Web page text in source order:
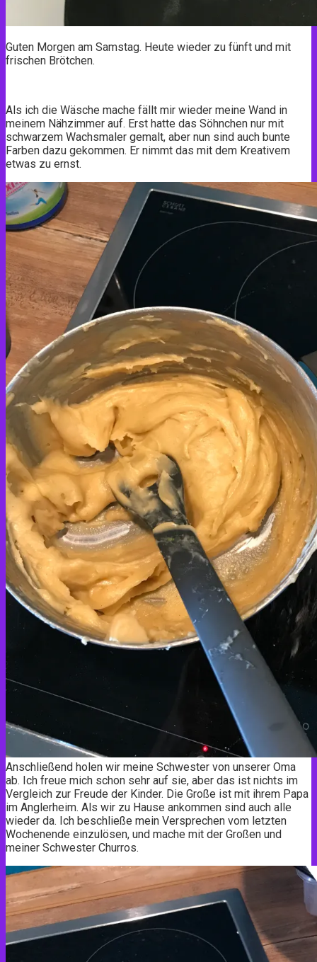
Guten Morgen am Samstag. Heute wieder zu fünft und mit
frischen Brötchen.
Als ich die Wäsche mache fällt mir wieder meine Wand in
meinem Nähzimmer auf. Erst hatte das Söhnchen nur mit
schwarzem Wachsmaler gemalt, aber nun sind auch bunte
Farben dazu gekommen. Er nimmt das mit dem Kreativem
etwas zu ernst.
Anschließend holen wir meine Schwester von unserer Oma
ab. Ich freue mich schon sehr auf sie, aber das ist nichts im
Vergleich zur Freude der Kinder. Die Große ist mit ihrem Papa
im Anglerheim. Als wir zu Hause ankommen sind auch alle
wieder da. Ich beschließe mein Versprechen vom letzten
Wochenende einzulösen, und mache mit der Großen und
meiner Schwester Churros.